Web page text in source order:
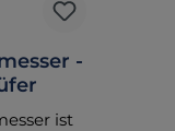
-
ist